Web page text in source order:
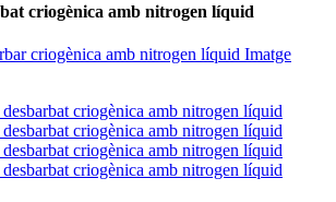
criogènica amb nitrogen líquid